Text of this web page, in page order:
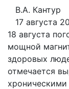
В.А. Кантур
17 августа
18 августа
мощной
здоровых
отмечается